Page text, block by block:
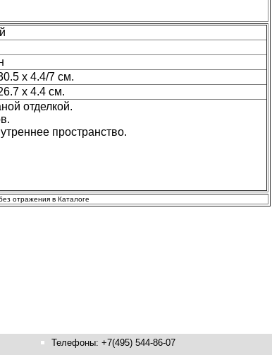
x 4.4/7 см.
x 4.4 см.
отделкой.
пространство.
отражения в Каталоге
Телефоны: +7(495) 544-86-07